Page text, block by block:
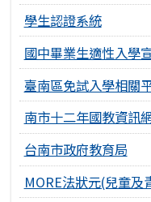
學生認證系統
國中畢業生適性入學
臺南區免試入學相關
南市十二年國教資訊
台南市政府教育局
MORE法狀元(兒童